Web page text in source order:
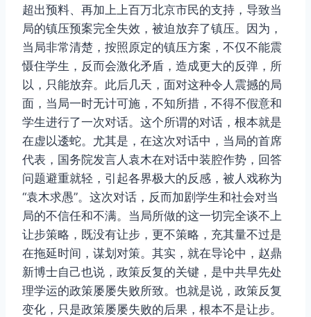
超出预料、再加上上百万北京市民的支持，导致当
局的镇压预案完全失效，被迫放弃了镇压。因为，
当局非常清楚，按照原定的镇压方案，不仅不能震
慑住学生，反而会激化矛盾，造成更大的反弹，所
以，只能放弃。此后几天，面对这种令人震撼的局
面，当局一时无计可施，不知所措，不得不假意和
学生进行了一次对话。这个所谓的对话，根本就是
在虚以逶蛇。尤其是，在这次对话中，当局的首席
代表，国务院发言人袁木在对话中装腔作势，回答
问题避重就轻，引起各界极大的反感，被人戏称为
“袁木求愚”。这次对话，反而加剧学生和社会对当
局的不信任和不满。当局所做的这一切完全谈不上
让步策略，既没有让步，更不策略，充其量不过是
在拖延时间，谋划对策。其实，就在导论中，赵鼎
新博士自己也说，政策反复的关键，是中共早先处
理学运的政策屡屡失败所致。也就是说，政策反复
变化，只是政策屡屡失败的后果，根本不是让步。